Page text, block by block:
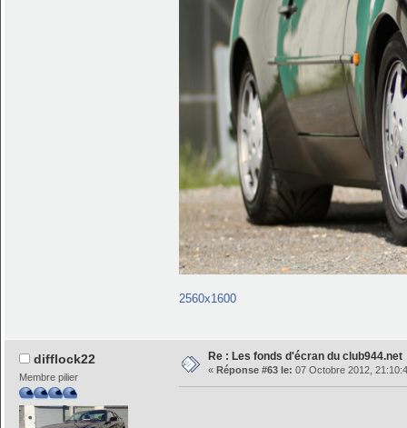
2560x1600
difflock22
Membre pilier
Re : Les fonds d'écran du club944.net
« Réponse #63 le: 07 Octobre 2012,